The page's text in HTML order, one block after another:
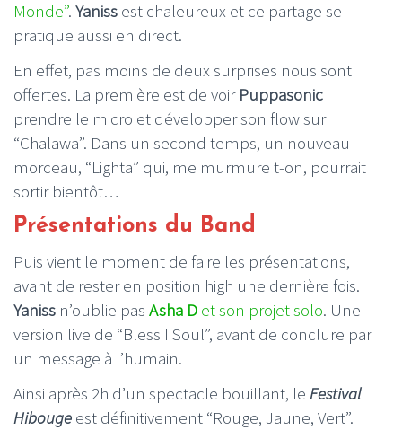
Monde”. Yaniss est chaleureux et ce partage se
pratique aussi en direct.
En effet, pas moins de deux surprises nous sont
offertes. La première est de voir Puppasonic
prendre le micro et développer son flow sur
“Chalawa”. Dans un second temps, un nouveau
morceau, “Lighta” qui, me murmure t-on, pourrait
sortir bientôt…
Présentations du Band
Puis vient le moment de faire les présentations,
avant de rester en position high une dernière fois.
Yaniss n’oublie pas Asha D et son projet solo. Une
version live de “Bless I Soul”, avant de conclure par
un message à l’humain.
Ainsi après 2h d’un spectacle bouillant, le Festival
Hibouge est définitivement “Rouge, Jaune, Vert”.